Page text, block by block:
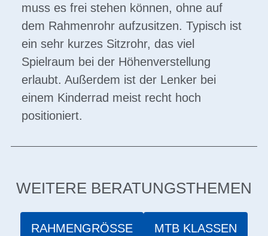
muss es frei stehen können, ohne auf
dem Rahmenrohr aufzusitzen. Typisch ist
ein sehr kurzes Sitzrohr, das viel
Spielraum bei der Höhenverstellung
erlaubt. Außerdem ist der Lenker bei
einem Kinderrad meist recht hoch
positioniert.
WEITERE BERATUNGSTHEMEN
RAHMENGRÖSSE MTB KLASSEN